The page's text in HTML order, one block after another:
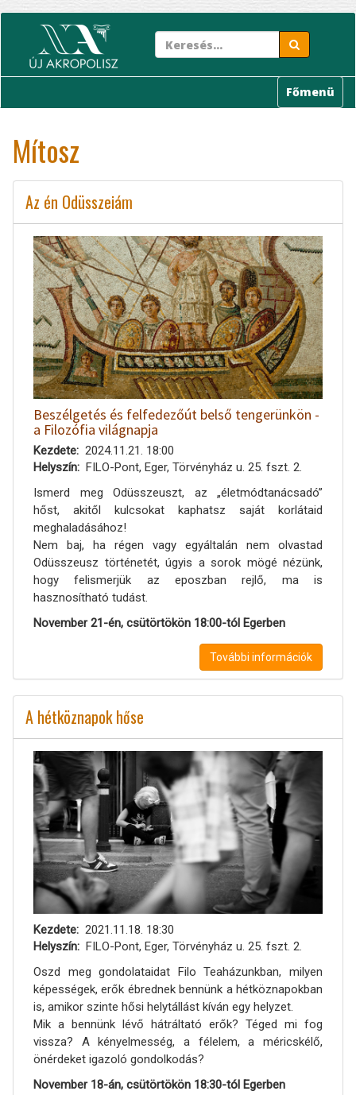
tartalomra
Főmenü
Mítosz
Az én Odüsszeiám
Beszélgetés és felfedezőút belső tengerünkön -
a Filozófia világnapja
Kezdete
2024.11.21. 18:00
Helyszín
FILO-Pont, Eger, Törvényház u. 25. fszt. 2.
Ismerd meg Odüsszeuszt, az „életmódtanácsadó”
hőst, akitől kulcsokat kaphatsz saját korlátaid
meghaladásához!
Nem baj, ha régen vagy egyáltalán nem olvastad
Odüsszeusz történetét, úgyis a sorok mögé nézünk,
hogy felismerjük az eposzban rejlő, ma is
hasznosítható tudást.
November 21-én, csütörtökön 18:00-tól Egerben
További információk
A hétköznapok hőse
Kezdete
2021.11.18. 18:30
Helyszín
FILO-Pont, Eger, Törvényház u. 25. fszt. 2.
Oszd meg gondolataidat Filo Teaházunkban, milyen
képességek, erők ébrednek bennünk a hétköznapokban
is, amikor szinte hősi helytállást kíván egy helyzet.
Mik a bennünk lévő hátráltató erők? Téged mi fog
vissza? A kényelmesség, a félelem, a méricskélő,
önérdeket igazoló gondolkodás?
November 18-án, csütörtökön 18:30-tól Egerben